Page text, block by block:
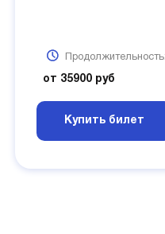
Продолжительность:
от 35900 руб
Купить билет